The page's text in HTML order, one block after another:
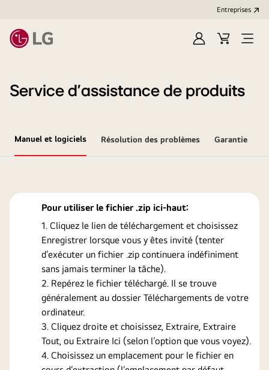
Entreprises​
OuvrirCart
Open
Service d’assistance de produits
Manuel et logiciels Résolution des problèmes Garantie
Pour utiliser le fichier .zip ici-haut:
Cliquez le lien de téléchargement et choisissez
Enregistrer lorsque vous y êtes invité (tenter
d’exécuter un fichier .zip continuera indéfiniment
sans jamais terminer la tâche).
Repérez le fichier téléchargé. Il se trouve
généralement au dossier Téléchargements de votre
ordinateur.
Cliquez droite et choisissez, Extraire, Extraire
Tout, ou Extraire Ici (selon l’option que vous voyez).
Choisissez un emplacement pour le fichier en